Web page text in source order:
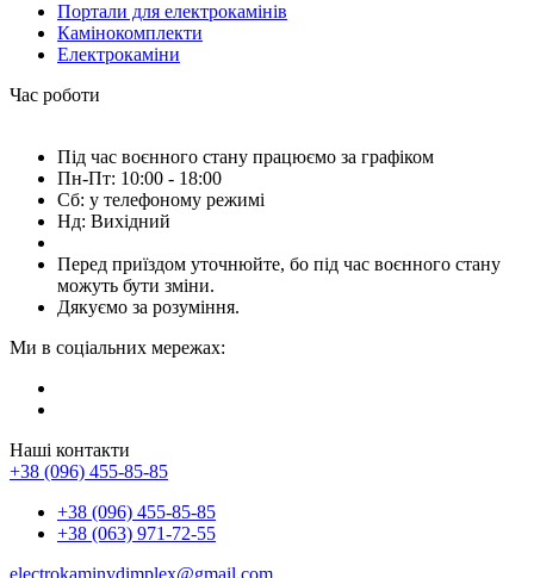
Портали для електрокамінів
Камінокомплекти
Електрокаміни
Час роботи
Під час воєнного стану працюємо за графіком
Пн-Пт: 10:00 - 18:00
Сб: у телефоному режимі
Нд: Вихідний
Перед приїздом уточнюйте, бо під час воєнного стану
можуть бути зміни.
Дякуємо за розуміння.
Ми в соціальних мережах:
Наші контакти
+38 (096) 455-85-85
+38 (096) 455-85-85
+38 (063) 971-72-55